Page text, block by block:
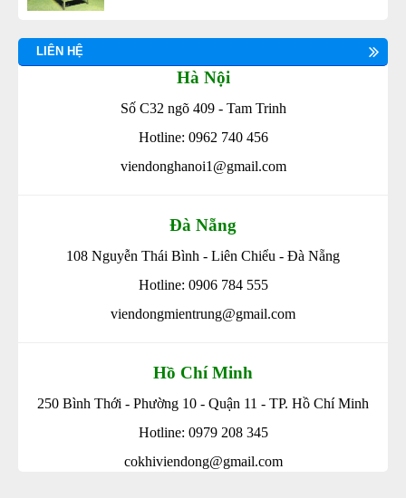
40-Máy vặt lông gà vịt TQ 55
Máy vặt lông gà vịt Trung Quốc TQ 50
LIÊN HỆ
Hà Nội
Số C32 ngõ 409 - Tam Trinh
Hotline: 0962 740 456
viendonghanoi1@gmail.com
Đà Nẵng
108 Nguyễn Thái Bình - Liên Chiểu - Đà Nẵng
Hotline: 0906 784 555
viendongmientrung@gmail.com
Hồ Chí Minh
250 Bình Thới - Phường 10 - Quận 11 - TP. Hồ Chí Minh
Hotline: 0979 208 345
cokhiviendong@gmail.com